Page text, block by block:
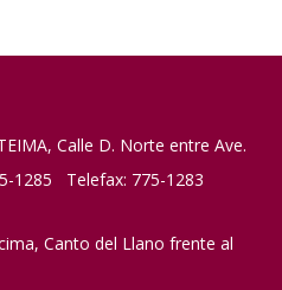
Calle D. Norte entre Ave.
1285 Telefax: 775-1283
Canto del Llano frente al